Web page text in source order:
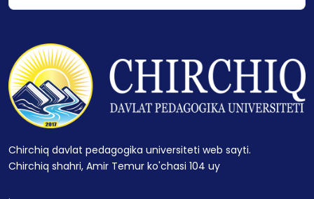
Chirchiq davlat pedagogika universiteti web sayti.
Chirchiq shahri, Amir Temur ko'chasi 104 uy
.